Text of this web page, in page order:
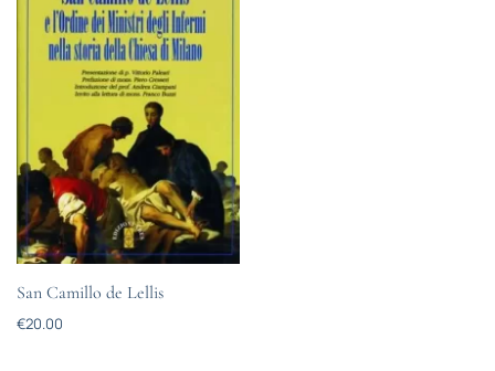
San Camillo de Lellis
€20.00